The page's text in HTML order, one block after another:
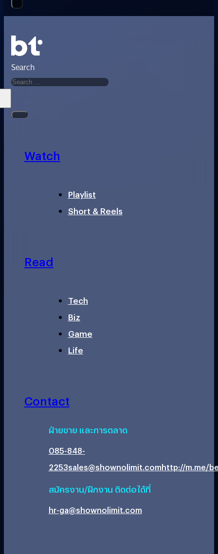
Search
Watch
Playlist
Short & Reels
Read
Tech
Biz
Game
Life
Contact
ฝ่ายขาย และการตลาด
085-848-
2253sales@shownolimit.comhttp://m.me/
สมัครงาน/ฝึกงาน ติดต่อได้ที่
hr-ga@shownolimit.com